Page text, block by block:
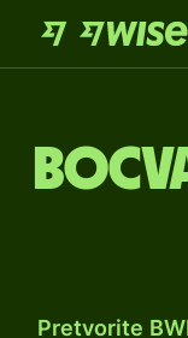
Pretvorite